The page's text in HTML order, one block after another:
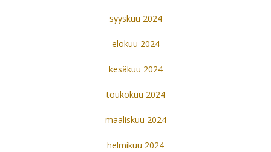
syyskuu 2024
elokuu 2024
kesäkuu 2024
toukokuu 2024
maaliskuu 2024
helmikuu 2024